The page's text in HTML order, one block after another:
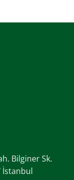
Bilginer Sk.
İstanbul